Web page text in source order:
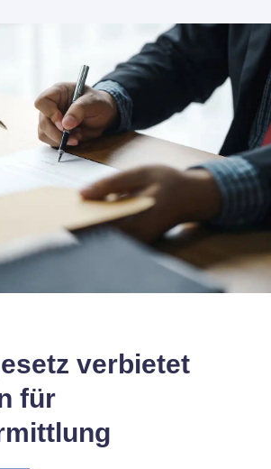
verbietet
für